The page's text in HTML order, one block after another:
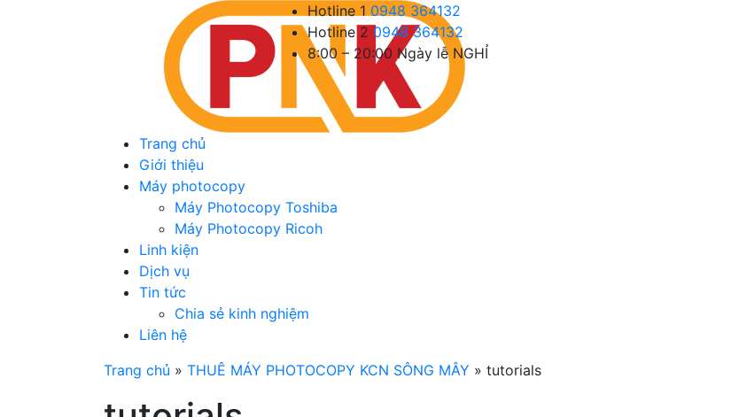
Hotline 1 0948 364132
Hotline 2 0948 364132
8:00 – 20:00 Ngày lễ NGHỈ
Trang chủ
Giới thiệu
Máy photocopy
Máy Photocopy Toshiba
Máy Photocopy Ricoh
Linh kiện
Dịch vụ
Tin tức
Chia sẻ kinh nghiệm
Liên hệ
Trang chủ » THUÊ MÁY PHOTOCOPY KCN SÔNG MÂY » tutorials